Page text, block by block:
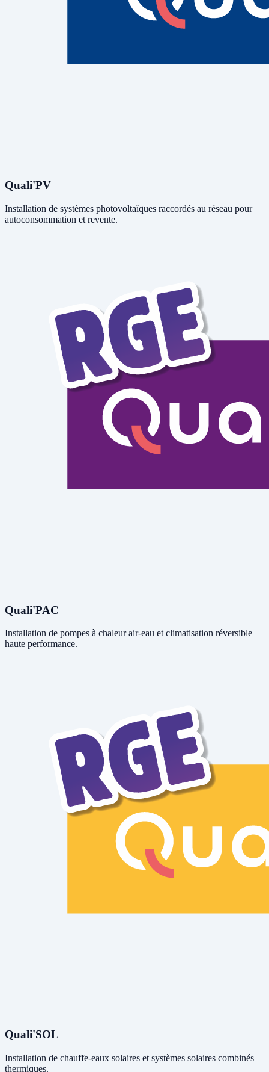
Quali'PV
Installation de systèmes photovoltaïques raccordés au réseau pour
autoconsommation et revente.
Quali'PAC
Installation de pompes à chaleur air-eau et climatisation réversible
haute performance.
Quali'SOL
Installation de chauffe-eaux solaires et systèmes solaires combinés
thermiques.